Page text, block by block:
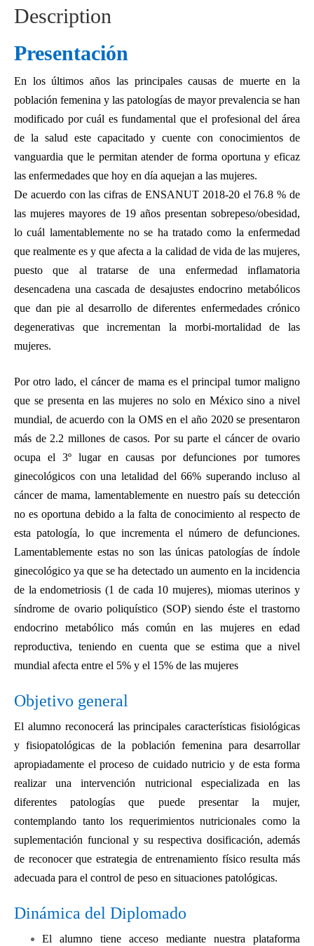
Description
Presentación
En los últimos años las principales causas de muerte en la
población femenina y las patologías de mayor prevalencia se han
modificado por cuál es fundamental que el profesional del área
de la salud este capacitado y cuente con conocimientos de
vanguardia que le permitan atender de forma oportuna y eficaz
las enfermedades que hoy en día aquejan a las mujeres.
De acuerdo con las cifras de ENSANUT 2018-20 el 76.8 % de
las mujeres mayores de 19 años presentan sobrepeso/obesidad,
lo cuál lamentablemente no se ha tratado como la enfermedad
que realmente es y que afecta a la calidad de vida de las mujeres,
puesto que al tratarse de una enfermedad inflamatoria
desencadena una cascada de desajustes endocrino metabólicos
que dan pie al desarrollo de diferentes enfermedades crónico
degenerativas que incrementan la morbi-mortalidad de las
mujeres.
Por otro lado, el cáncer de mama es el principal tumor maligno
que se presenta en las mujeres no solo en México sino a nivel
mundial, de acuerdo con la OMS en el año 2020 se presentaron
más de 2.2 millones de casos. Por su parte el cáncer de ovario
ocupa el 3º lugar en causas por defunciones por tumores
ginecológicos con una letalidad del 66% superando incluso al
cáncer de mama, lamentablemente en nuestro país su detección
no es oportuna debido a la falta de conocimiento al respecto de
esta patología, lo que incrementa el número de defunciones.
Lamentablemente estas no son las únicas patologías de índole
ginecológico ya que se ha detectado un aumento en la incidencia
de la endometriosis (1 de cada 10 mujeres), miomas uterinos y
síndrome de ovario poliquístico (SOP) siendo éste el trastorno
endocrino metabólico más común en las mujeres en edad
reproductiva, teniendo en cuenta que se estima que a nivel
mundial afecta entre el 5% y el 15% de las mujeres
Objetivo general
El alumno reconocerá las principales características fisiológicas
y fisiopatológicas de la población femenina para desarrollar
apropiadamente el proceso de cuidado nutricio y de esta forma
realizar una intervención nutricional especializada en las
diferentes patologías que puede presentar la mujer,
contemplando tanto los requerimientos nutricionales como la
suplementación funcional y su respectiva dosificación, además
de reconocer que estrategia de entrenamiento físico resulta más
adecuada para el control de peso en situaciones patológicas.
Dinámica del Diplomado
El alumno tiene acceso mediante nuestra plataforma